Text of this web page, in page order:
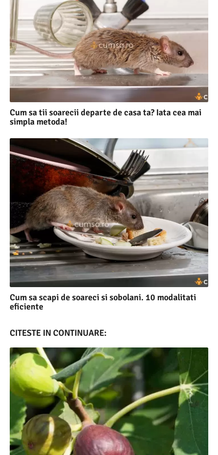
Cum sa tii soarecii departe de casa ta? Iata cea mai
simpla metoda!
Cum sa scapi de soareci si sobolani. 10 modalitati
eficiente
CITESTE IN CONTINUARE: